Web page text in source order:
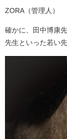
ZORA（管理人）
確かに、田中博康
先生といった若い